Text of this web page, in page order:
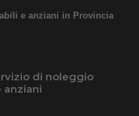
e anziani in Provincia
di noleggio
anziani